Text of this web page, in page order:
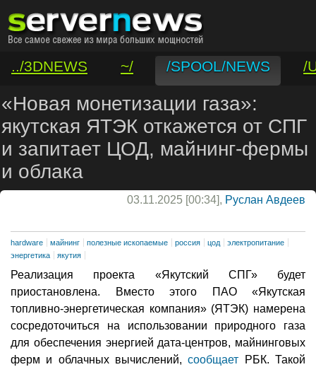
../3DNEWS ~/ /SPOOL/NEWS
/
/VAR/CONTACT
«Новая монетизации газа»:
якутская ЯТЭК откажется от СПГ
и запитает ЦОД, майнинг-фермы
и облака
03.11.2025 [00:34], Руслан Авдеев
hardware майнинг полезные ископаемые россия цод
электропитание
энергетика
якутия
Реализация проекта «Якутский СПГ» будет
приостановлена. Вместо этого ПАО «Якутская
топливно-энергетическая компания» (ЯТЭК) намерена
сосредоточиться на использовании природного газа
для обеспечения энергией дата-центров, майнинговых
ферм и облачных вычислений,сообщает РБК. Такой